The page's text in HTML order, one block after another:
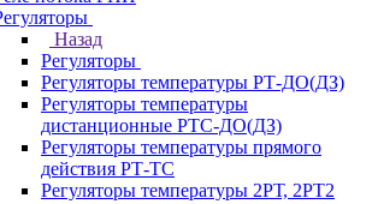
Назад
Регуляторы
Регуляторы температуры РТ-ДО(ДЗ)
Регуляторы температуры
дистанционные РТС-ДО(ДЗ)
Регуляторы температуры прямого
действия РТ-ТС
Регуляторы температуры 2РТ, 2РT2